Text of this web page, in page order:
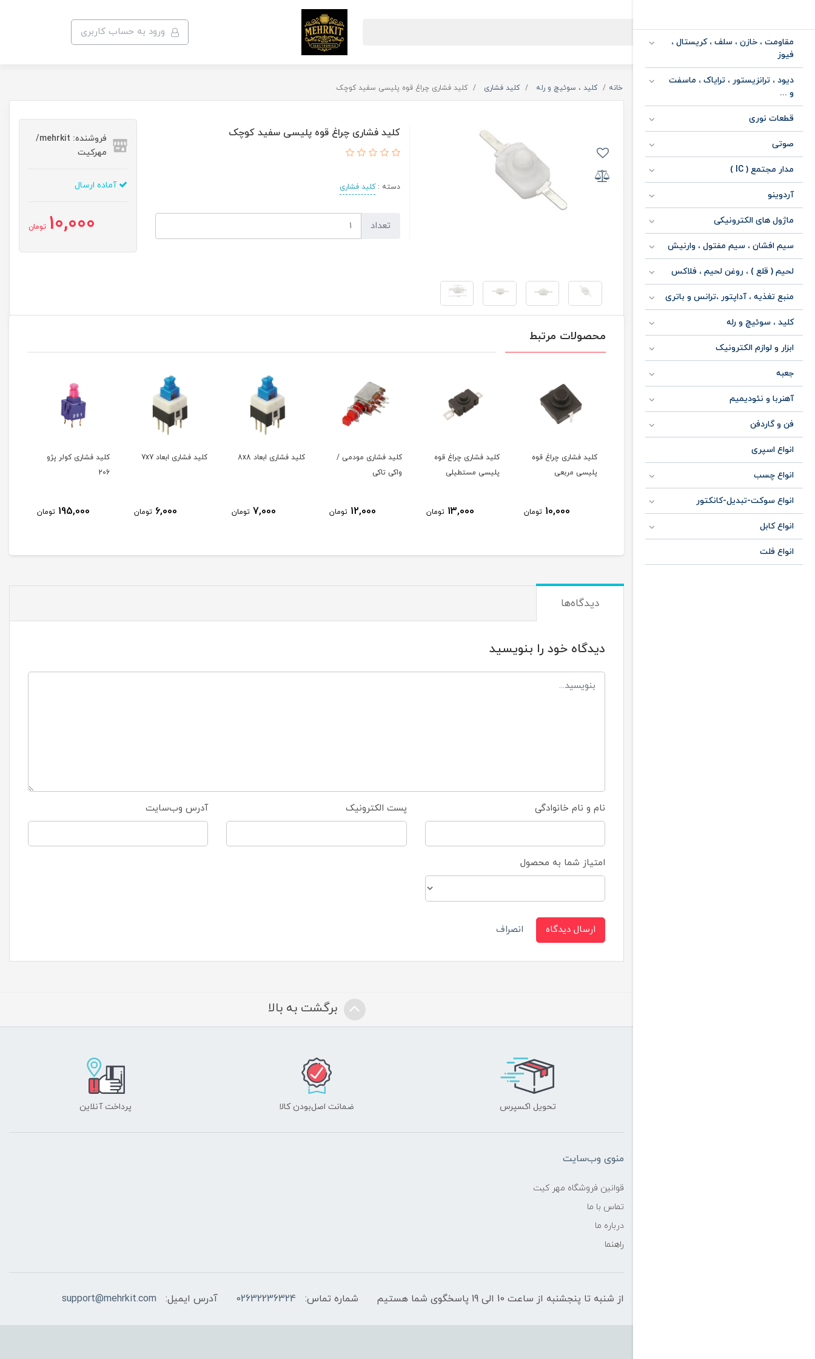
ورود به حساب کاربری
مقاومت ، خازن ، سلف ، کریستال ،
فیوز
دیود ، ترانزیستور ، ترایاک ، ماسفت
و ...
قطعات نوری
صوتی
مدار مجتمع ( IC )
آردوینو
ماژول های الکترونیکی
سیم افشان ، سیم مفتول ، وارنیش
لحیم ( قلع ) ، روغن لحیم ، فلاکس
منبع تغذیه ، آداپتور ،ترانس و باتری
کلید ، سوئیچ و رله
ابزار و لوازم الکترونیک
جعبه
آهنربا و نئودیمیم
فن و گاردفن
انواع اسپری
انواع چسب
انواع سوکت-تبدیل-کانکتور
انواع کابل
انواع فلت
خانه کلید ، سوئیچ و رله کلید فشاری کلید فشاری چراغ قوه پلیسی سفید کوچک
کلید فشاری چراغ قوه پلیسی سفید کوچک
دسته :کلید فشاری
تعداد
فروشنده: mehrkit/
مهرکیت
آماده ارسال
10,000 تومان
محصولات مرتبط
کلید فشاری ابعاد
8.5x8.5
پلیسی سر زرد
10,000
کلید فشاری چراغ قوه
پلیسی مربعی
10,000 تومان
کلید فشاری چراغ قوه
پلیسی مستطیلی
13,000 تومان
کلید فشاری مودمی /
واکی تاکی
12,000 تومان
کلید فشاری ابعاد 8x8
7,000 تومان
کلید فشاری ابعاد 7x7
6,000 تومان
کلید فشاری کولر پژو
206
195,000 تومان
دیدگاه‌ها
دیدگاه خود را بنویسید
نام و نام خانوادگی پست الکترونیک آدرس وب‌سایت
امتیاز شما به محصول
ارسال دیدگاه انصراف
برگشت به بالا
تحویل اکسپرس ضمانت اصل‌بودن کالا پرداخت آنلاین
منوی وب‌سایت
قوانین فروشگاه مهر کیت
تماس با ما
درباره ما
راهنما
از شنبه تا پنجشنبه از ساعت 10 الی 19 پاسخگوی شما هستیم شماره تماس: 02632236324 آدرس ایمیل: support@mehrkit.com